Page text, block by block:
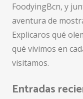
FoodyingBcn, y
aventura de
Explicaros qué
qué vivimos en
visitamos.
Entradas